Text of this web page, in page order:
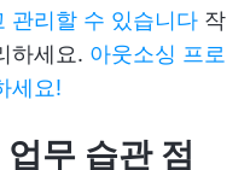
관리할 수 있습니다 작
하세요. 아웃소싱 프로
세요!
무 습관 점